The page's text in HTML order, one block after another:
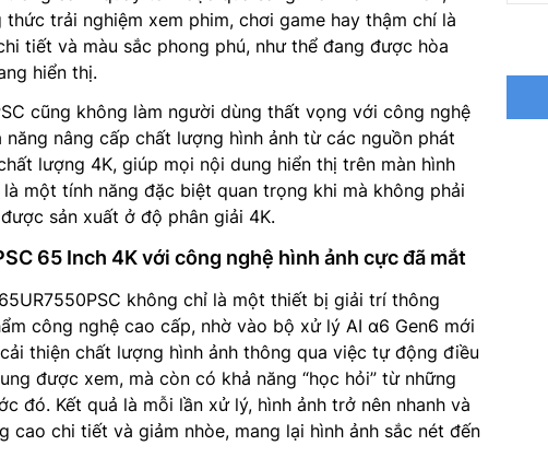
trải nghiệm xem phim, chơi game hay thậm chí là
tiết và màu sắc phong phú, như thể đang được hòa
hiển thị.
cũng không làm người dùng thất vọng với công nghệ
nâng cấp chất lượng hình ảnh từ các nguồn phát
lượng 4K, giúp mọi nội dung hiển thị trên màn hình
một tính năng đặc biệt quan trọng khi mà không phải
sản xuất ở độ phân giải 4K.
65 Inch 4K với công nghệ hình ảnh cực đã mắt
không chỉ là một thiết bị giải trí thông
công nghệ cao cấp, nhờ vào bộ xử lý AI α6 Gen6 mới
thiện chất lượng hình ảnh thông qua việc tự động điều
được xem, mà còn có khả năng “học hỏi” từ những
đó. Kết quả là mỗi lần xử lý, hình ảnh trở nên nhanh và
cao chi tiết và giảm nhòe, mang lại hình ảnh sắc nét đến